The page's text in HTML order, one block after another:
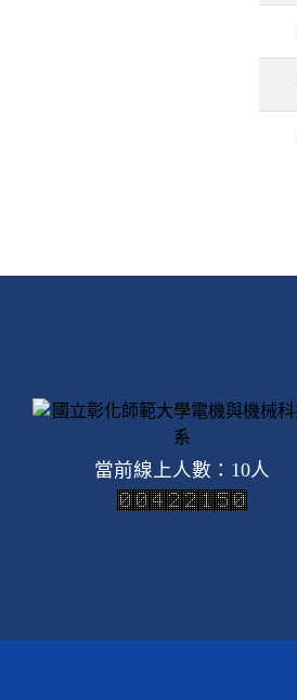
當前線上人數：10人